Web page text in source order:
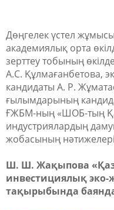
Дөңгелек үстел
академиялық орта
зерттеу тобының
А.С. Құлмағанбетова,
кандидаты А. Р.
ғылымдарының
ҒЖБМ-ның «ШОБ-тың
индустриялардың
жобасының
Ш. Ш. Жақыпова
инвестициялық эко-
тақырыбында